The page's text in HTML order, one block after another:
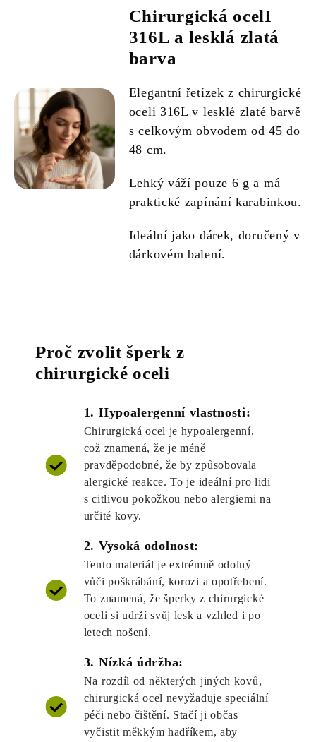
Chirurgická ocelI
316L a lesklá zlatá
barva
Elegantní řetízek z chirurgické
oceli 316L v lesklé zlaté barvě
s celkovým obvodem od 45 do
48 cm.
Lehký váží pouze 6 g a má
praktické zapínání karabinkou.
Ideální jako dárek, doručený v
dárkovém balení.
Proč zvolit šperk z
chirurgické oceli
1. Hypoalergenní vlastnosti:
Chirurgická ocel je hypoalergenní,
což znamená, že je méně
pravděpodobné, že by způsobovala
alergické reakce. To je ideální pro lidi
s citlivou pokožkou nebo alergiemi na
určité kovy.
2. Vysoká odolnost:
Tento materiál je extrémně odolný
vůči poškrábání, korozi a opotřebení.
To znamená, že šperky z chirurgické
oceli si udrží svůj lesk a vzhled i po
letech nošení.
3. Nízká údržba:
Na rozdíl od některých jiných kovů,
chirurgická ocel nevyžaduje speciální
péči nebo čištění. Stačí ji občas
vyčistit měkkým hadříkem, aby